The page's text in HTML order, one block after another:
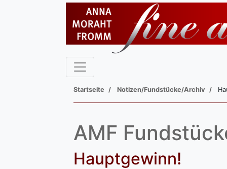
Startseite Notizen/Fundstücke/Archiv
AMF
Hauptgewinn!